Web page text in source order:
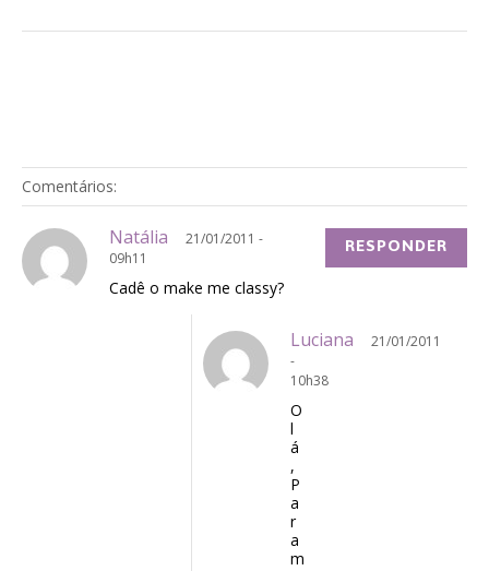
Comentários:
Natália
21/01/2011 -
09h11
Cadê o make me classy?
RESPONDER
Luciana
21/01/2011
-
10h38
O
l
á
,
P
a
r
a
m